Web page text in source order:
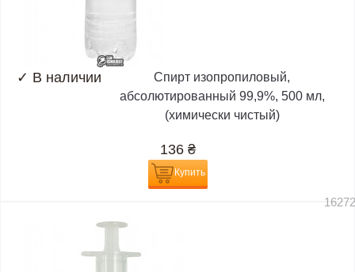
✓ В наличии
Спирт изопропиловый,
абсолютированный 99,9%, 500 мл,
(химически чистый)
136 ₴
Купить